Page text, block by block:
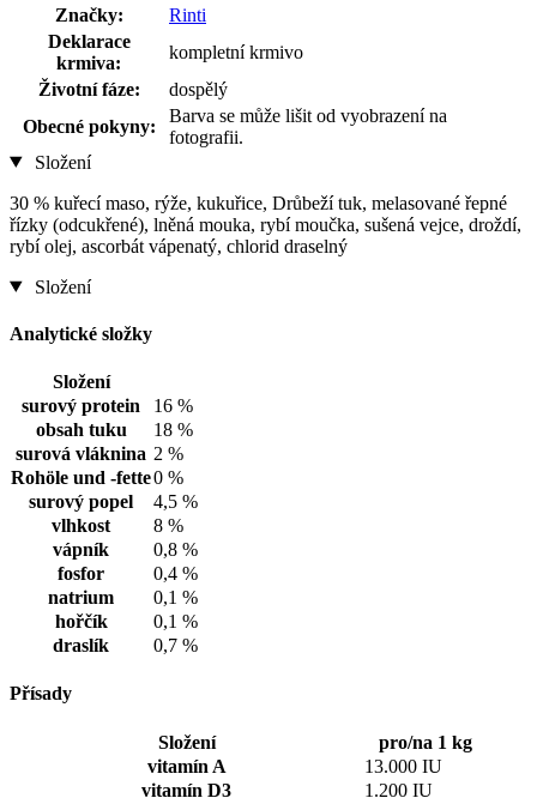
Značky:
Rinti
Deklarace
krmiva:
kompletní krmivo
Životní fáze:
dospělý
Obecné pokyny:
Barva se může lišit od vyobrazení na
fotografii.
Složení
30 % kuřecí maso, rýže, kukuřice, Drůbeží tuk, melasované řepné
řízky (odcukřené), lněná mouka, rybí moučka, sušená vejce, droždí,
rybí olej, ascorbát vápenatý, chlorid draselný
Složení
Analytické složky
Složení
surový protein
16 %
obsah tuku
18 %
surová vláknina 2 %
Rohöle und -fette0 %
surový popel
4,5 %
vlhkost
8 %
vápník
0,8 %
fosfor
0,4 %
natrium
0,1 %
hořčík
0,1 %
draslík
0,7 %
Přísady
Složení
pro/na 1 kg
vitamín A
13.000 IU
vitamín D3
1.200 IU